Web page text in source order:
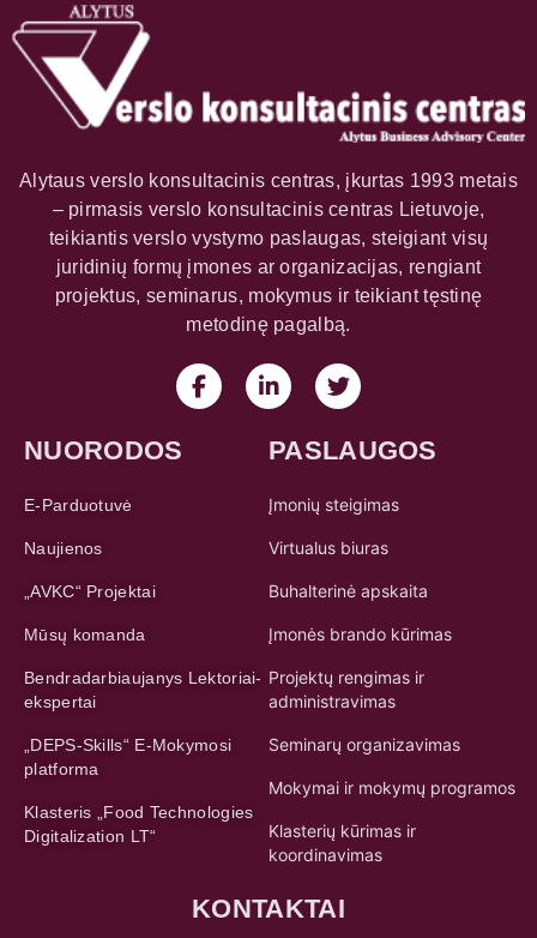
Alytaus verslo konsultacinis centras, įkurtas 1993 metais
– pirmasis verslo konsultacinis centras Lietuvoje,
teikiantis verslo vystymo paslaugas, steigiant visų
juridinių formų įmones ar organizacijas, rengiant
projektus, seminarus, mokymus ir teikiant tęstinę
metodinę pagalbą.
NUORODOS
E-Parduotuvė
Naujienos
„AVKC“ Projektai
Mūsų komanda
Bendradarbiaujanys Lektoriai-
ekspertai
„DEPS-Skills“ E-Mokymosi
platforma
Klasteris „Food Technologies
Digitalization LT“
PASLAUGOS
Įmonių steigimas
Virtualus biuras
Buhalterinė apskaita
Įmonės brando kūrimas
Projektų rengimas ir
administravimas
Seminarų organizavimas
Mokymai ir mokymų programos
Klasterių kūrimas ir
koordinavimas
KONTAKTAI